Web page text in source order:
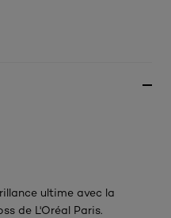
ultime avec la
de L'Oréal Paris.